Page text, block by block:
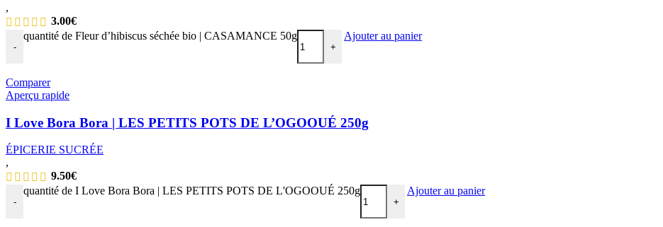
,
3.00€
-
quantité de Fleur d’hibiscus séchée bio | CASAMANCE 50g
+
Ajouter au panier
Comparer
Aperçu rapide
I Love Bora Bora | LES PETITS POTS DE L’OGOOUÉ 250g
ÉPICERIE SUCRÉE
,
9.50€
-
quantité de I Love Bora Bora | LES PETITS POTS DE L'OGOOUÉ 250g
+
Ajouter au panier